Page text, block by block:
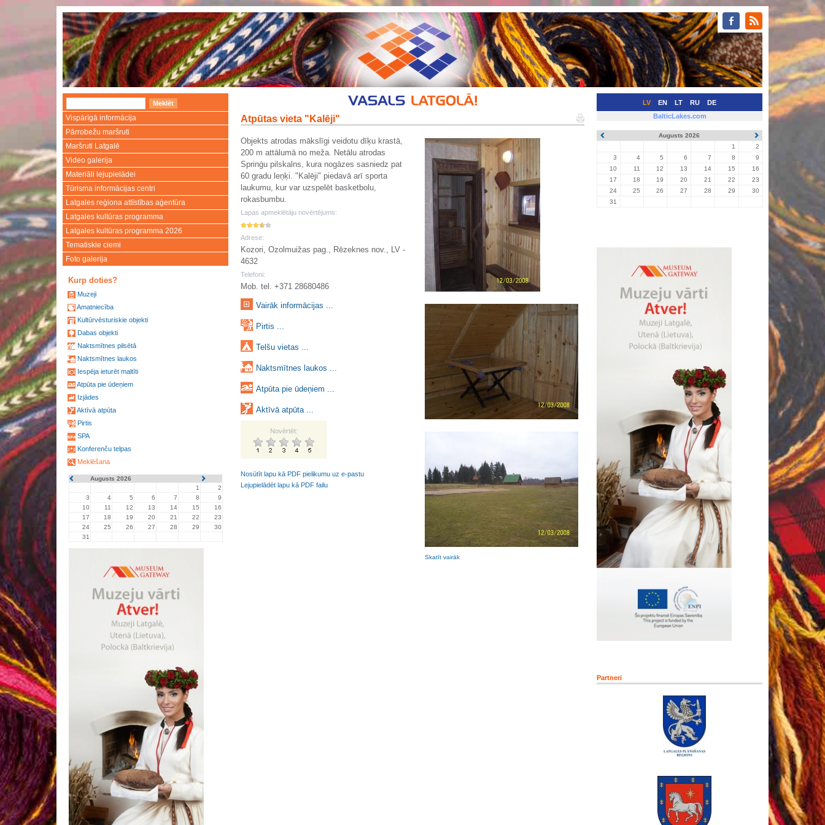
LV EN LT RU DE
Vispārīgā informācija
Pārrobežu maršruti
Maršruti Latgalē
Video galerija
Materiāli lejupielādei
Tūrisma informācijas centri
Latgales reģiona attīstības aģentūra
Latgales kultūras programma
Latgales kultūras programma 2026
Tematiskie ciemi
Foto galerija
Kurp doties?
Muzeji
Amatniecība
Kultūrvēsturiskie objekti
Dabas objekti
Naktsmītnes pilsētā
Naktsmītnes laukos
Iespēja ieturēt maltīti
Atpūta pie ūdeņiem
Izjādes
Aktīvā atpūta
Pirtis
SPA
Konferenču telpas
Meklēšana
Augusts 2026
1
2
3
4 5 6 7 8
9
10
11 12 13 14 15
16
17
18 19 20 21 22
23
24
25 26 27 28 29
30
31
Atpūtas vieta "Kalēji"
Objekts atrodas mākslīgi veidotu dīķu krastā,
200 m attālumā no meža. Netālu atrodas
Sprinģu pilskalns, kura nogāzes sasniedz pat
60 gradu leņķi. "Kalēji" piedavā arī sporta
laukumu, kur var uzspelēt basketbolu,
rokasbumbu.
Lapas apmeklētāju novērtējums:
Adrese:
Kozori, Ozolmuižas pag., Rēzeknes nov., LV -
4632
Telefoni:
Mob. tel. +371 28680486
Vairāk informācijas ...
Pirtis ...
Telšu vietas ...
Naktsmītnes laukos ...
Atpūta pie ūdeņiem ...
Aktīvā atpūta ...
Novērtēt:
Nosūtīt lapu kā PDF pielikumu uz e-pastu
Lejupielādēt lapu kā PDF failu
Skatīt vairāk
BalticLakes.com
Augusts 2026
1
2
3
4 5 6 7 8
9
10
11 12 13 14 15
16
17
18 19 20 21 22
23
24
25 26 27 28 29
30
31
Partneri